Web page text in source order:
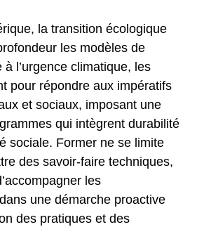
la transition écologique
les modèles de
l’urgence climatique, les
pour répondre aux impératifs
et sociaux, imposant une
qui intègrent durabilité
sociale. Former ne se limite
des savoir-faire techniques,
les
une démarche proactive
des pratiques et des